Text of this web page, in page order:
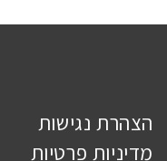
הצהרת נגישות
מדיניות פרטיות